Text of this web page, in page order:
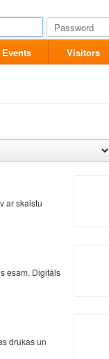
Events Visitors
ar skaistu
esam. Digitāls
drukas un